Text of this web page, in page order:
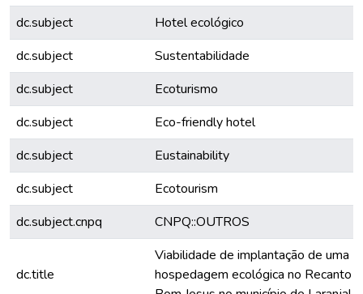
dc.subject
Hotel ecológico
dc.subject
Sustentabilidade
dc.subject
Ecoturismo
dc.subject
Eco-friendly hotel
dc.subject
Eustainability
dc.subject
Ecotourism
dc.subject.cnpq
CNPQ::OUTROS
dc.title
Viabilidade de implantação de uma
hospedagem ecológica no Recanto